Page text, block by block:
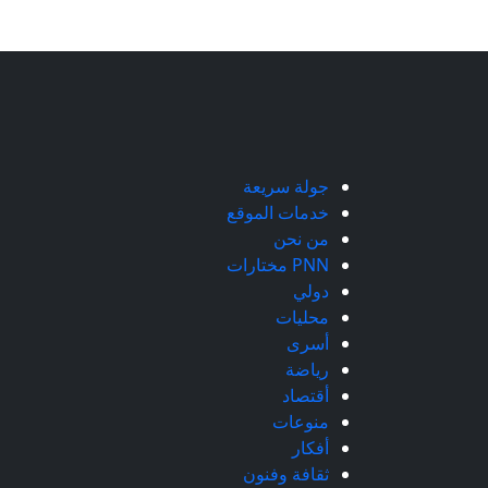
جولة سريعة
خدمات الموقع
من نحن
PNN مختارات
دولي
محليات
أسرى
رياضة
أقتصاد
منوعات
أفكار
ثقافة وفنون